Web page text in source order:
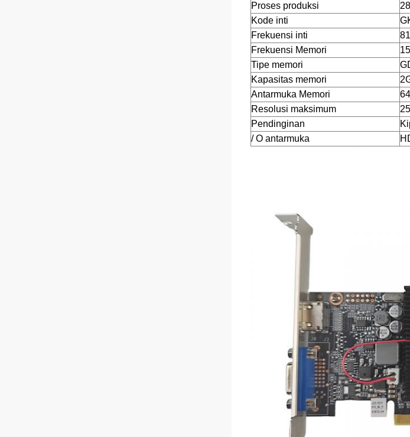
Proses produksi
Kode inti
Frekuensi inti
Frekuensi Memori
Tipe memori
Kapasitas memori
Antarmuka Memori
Resolusi maksimum
Pendinginan
/ O antarmuka